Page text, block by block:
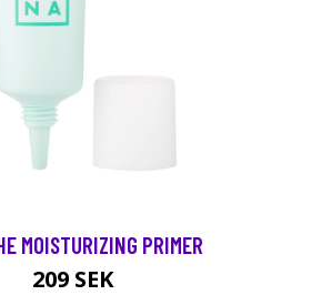
MOISTURIZING PRIMER
209 SEK